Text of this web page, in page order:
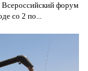
форум
со 2 по...